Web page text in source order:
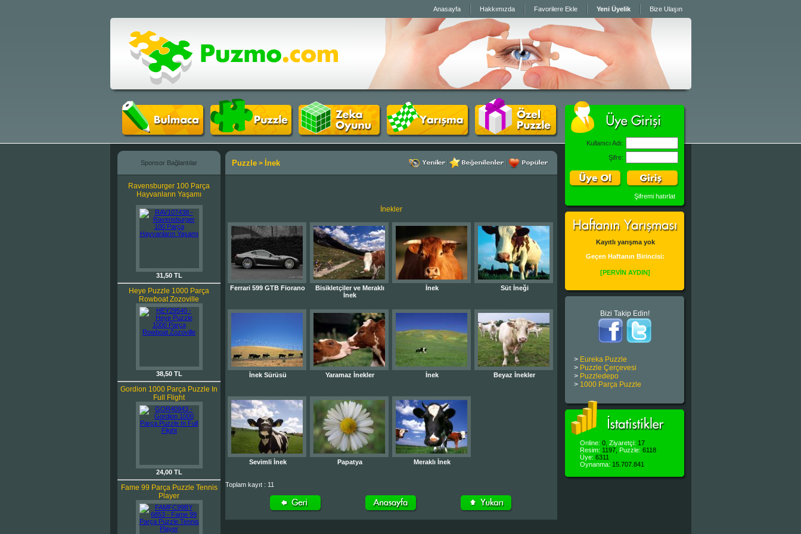
Anasayfa Hakkımızda Favorilere Ekle Yeni Üyelik Bize Ulaşın
Sponsor Bağlantılar
Ravensburger 100 Parça
Hayvanların Yaşamı
31,50 TL
Heye Puzzle 1000 Parça
Rowboat Zozoville
38,50 TL
Gordion 1000 Parça Puzzle In
Full Flight
24,00 TL
Fame 99 Parça Puzzle Tennis
Player
Puzzle > İnek
İnekler
Ferrari 599 GTB Fiorano
Bisikletçiler ve Meraklı
İnek
İnek Süt İneği
İnek Sürüsü Yaramaz İnekler İnek Beyaz İnekler
Sevimli İnek Papatya Meraklı İnek
Toplam kayıt : 11
Kullanıcı Adı:
Şifre:
Şifremi hatırlat
Kayıtlı yarışma yok
Geçen Haftanın Birincisi:
[PERVİN AYDIN]
Bizi Takip Edin!
> Eureka Puzzle
> Puzzle Çerçevesi
> Puzzledepo
> 1000 Parça Puzzle
Online: 0, Ziyaretçi: 17
Resim: 1197, Puzzle: 6118
Üye: 6311
Oynanma: 15.707.841